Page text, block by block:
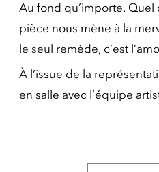
Au fond qu’importe. Quel
pièce nous mène à la
le seul remède, c’est
À l’issue de la
en salle avec l’équipe